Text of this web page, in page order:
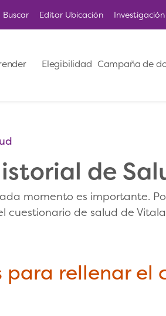
Buscar Editar Ubicación
Elegibilidad Campaña de
de
momento es importante.
cuestionario de salud de
rellenar el